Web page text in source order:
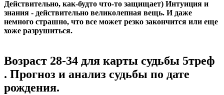
Действительно, как-будто что-то защищает) Интуиция и
знания - действительно великолепная вещь. И даже
немного страшно, что все может резко закончится или еще
хоже разрушиться.
Возраст 28-34 для карты судьбы 5треф
. Прогноз и анализ судьбы по дате
рождения.